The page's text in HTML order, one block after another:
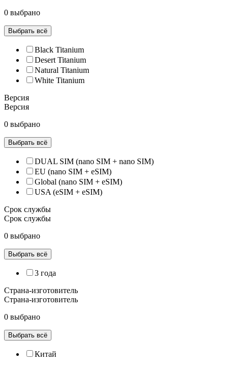
0 выбрано
Выбрать всё
Black Titanium
Desert Titanium
Natural Titanium
White Titanium
Версия
Версия
0 выбрано
Выбрать всё
DUAL SIM (nano SIM + nano SIM)
EU (nano SIM + eSIM)
Global (nano SIM + eSIM)
USA (eSIM + eSIM)
Срок службы
Срок службы
0 выбрано
Выбрать всё
3 года
Страна-изготовитель
Страна-изготовитель
0 выбрано
Выбрать всё
Китай